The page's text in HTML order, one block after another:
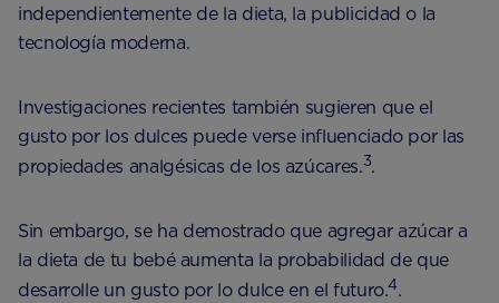
independientemente de la dieta, la publicidad o la
tecnología moderna.
Investigaciones recientes también sugieren que el
gusto por los dulces puede verse influenciado por las
propiedades analgésicas de los azúcares.3.
Sin embargo, se ha demostrado que agregar azúcar a
la dieta de tu bebé aumenta la probabilidad de que
desarrolle un gusto por lo dulce en el futuro.4.